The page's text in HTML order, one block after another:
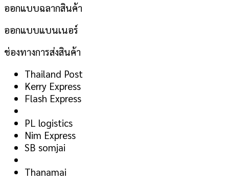
ออกแบบฉลากสินค้า
ออกแบบแบนเนอร์
ช่องทางการส่งสินค้า
Thailand Post
Kerry Express
Flash Express
PL logistics
Nim Express
SB somjai
Thanamai